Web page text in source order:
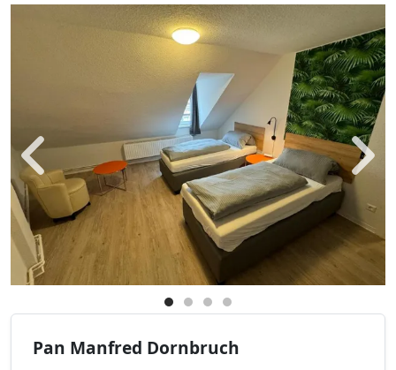
Zadní Dále
Pan Manfred Dornbruch